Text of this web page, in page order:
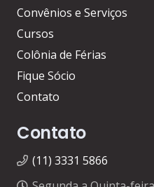
Convênios e Serviços
Cursos
Colônia de Férias
Fique Sócio
Contato
Contato
(11) 3331 5866